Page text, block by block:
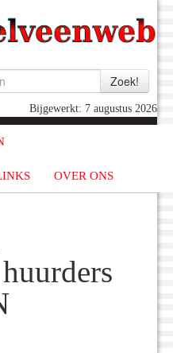
Bijgewerkt: 7 augustus 2026
OVER ONS